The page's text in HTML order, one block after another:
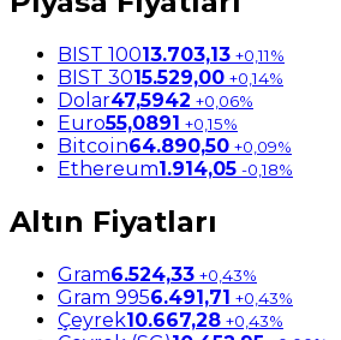
BIST 10013.703,13 +0,11%
BIST 3015.529,00 +0,14%
Dolar47,5942 +0,06%
Euro55,0891 +0,15%
Bitcoin64.890,50 +0,09%
Ethereum1.914,05 -0,18%
Altın Fiyatları
Gram6.524,33 +0,43%
Gram 9956.491,71 +0,43%
Çeyrek10.667,28 +0,43%